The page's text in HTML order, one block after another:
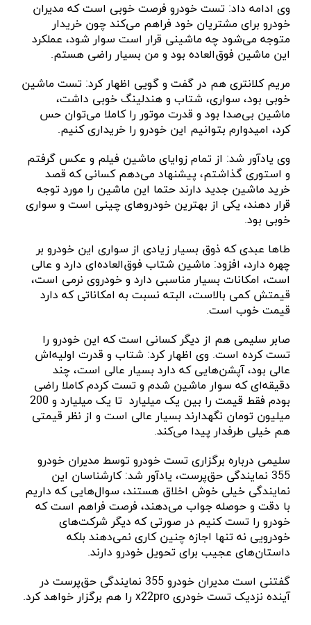
وی ادامه داد: تست خودرو فرصت خوبی است که مدیران
خودرو برای مشتریان خود فراهم می‌کند چون خریدار
متوجه می‌شود چه ماشینی قرار است سوار شود، عملکرد
این ماشین فوق‌العاده بود و من بسیار راضی هستم.
مریم کلانتری هم در گفت و گویی اظهار کرد: تست ماشین
خوبی بود، سواری، شتاب و هندلینگ خوبی داشت،
ماشین بی‌صدا بود و قدرت موتور را کاملا می‌توان حس
کرد، امیدوارم بتوانیم این خودرو را خریداری کنیم.
وی یادآور شد: از تمام زوایای ماشین فیلم و عکس گرفتم
و استوری گذاشتم، پیشنهاد می‌دهم کسانی که قصد
خرید ماشین جدید دارند حتما این ماشین را مورد توجه
قرار دهند، یکی از بهترین خودروهای چینی است و سواری
خوبی بود.
طاها عبدی که ذوق بسیار زیادی از سواری این خودرو بر
چهره دارد، افزود: ماشین شتاب فوق‌العاده‌ای دارد و عالی
است، امکانات بسیار مناسبی دارد و خودروی نرمی است،
قیمتش کمی بالاست، البته نسبت به امکاناتی که دارد
قیمت خوب است.
صابر سلیمی هم از دیگر کسانی است که این خودرو را
تست کرده است. وی اظهار کرد: شتاب و قدرت اولیه‌اش
عالی بود، آپشن‌هایی که دارد بسیار عالی است، چند
دقیقه‌ای که سوار ماشین شدم و تست کردم کاملا راضی
بودم فقط قیمت را بین یک میلیارد تا یک میلیارد و 200
میلیون تومان نگهدارند بسیار عالی است و از نظر قیمتی
هم خیلی طرفدار پیدا می‌کند.
سلیمی درباره برگزاری تست خودرو توسط مدیران خودرو
355 نمایندگی حق‌پرست، یادآور شد: کارشناسان این
نمایندگی خیلی خوش اخلاق هستند، سوال‌هایی که داریم
با دقت و حوصله جواب می‌دهند، فرصت فراهم است که
خودرو را تست ‌کنیم در صورتی که دیگر شرکت‌های
خودرویی نه تنها اجازه چنین کاری نمی‌دهند بلکه
داستان‌های عجیب برای تحویل خودرو دارند.
گفتنی است مدیران خودرو 355 نمایندگی حق‌پرست در
آینده نزدیک تست خودری x22pro را هم برگزار خواهد کرد.